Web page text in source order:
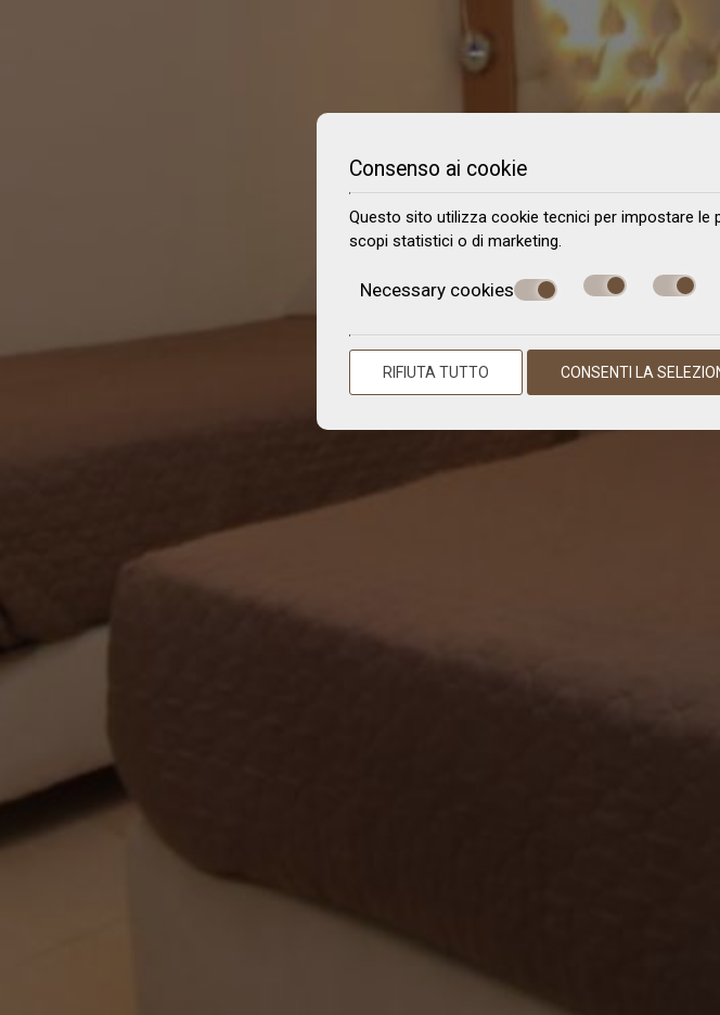
Consenso ai cookie
Questo sito utilizza cookie tecnici per impostare le
scopi statistici o di marketing.
Necessary cookies
RIFIUTA TUTTO CONSENTI LA